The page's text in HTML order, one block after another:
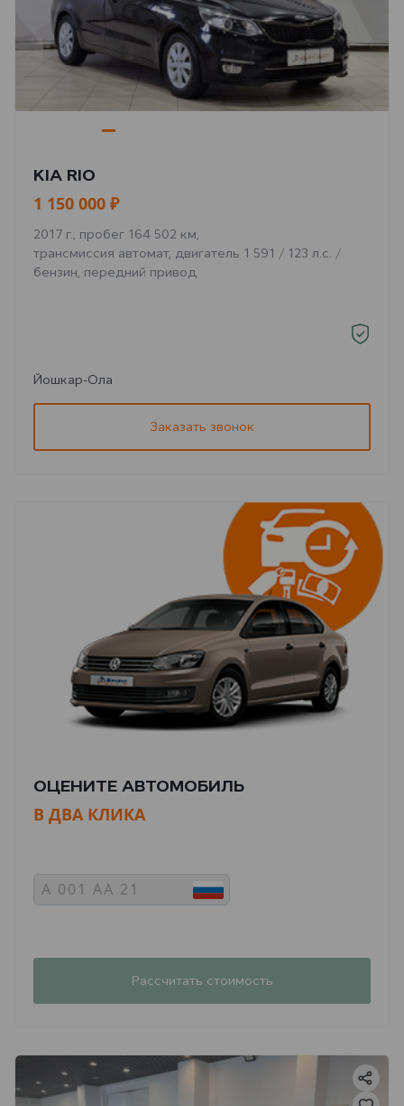
KIA RIO
1 150 000 ₽
2017 г., пробег 164 502 км,
трансмиссия автомат, двигатель 1 591 / 123 л.с. /
бензин, передний привод
Йошкар-Ола
Заказать звонок
ОЦЕНИТЕ АВТОМОБИЛЬ
В ДВА КЛИКА
Рассчитать стоимость